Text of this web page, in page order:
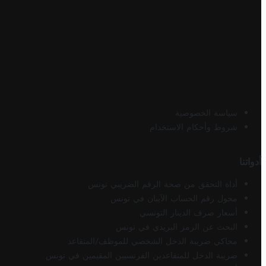
سياسة الخصوصية
شروط وأحكام الاستخدام
أدواتنا
أداة التحقق من صحة الرقم الضريبي تونس
محول رقم الحساب الآيبان في تونس
أسعار صرف الدينار التونسي
البحث عن الرمز البريدي في تونس
محاكي ضريبة الدخل الشخصي للموظف/المتقاعد
ضريبة الدخل للمتقاعدين الفرنسيين المقيمين في تونس